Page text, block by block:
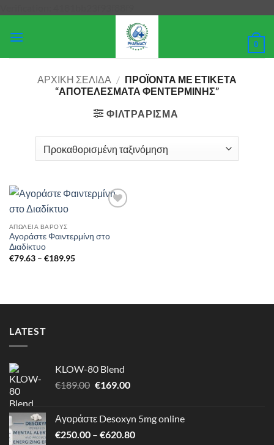
στο
περιεχόμενο
0
ΑΡΧΙΚΉ ΣΕΛΊΔΑ / ΠΡΟΪΌΝΤΑ ΜΕ ΕΤΙΚΈΤΑ
“ΑΠΟΤΕΛΈΣΜΑΤΑ ΦΕΝΤΕΡΜΊΝΗΣ”
ΦΙΛΤΡΆΡΙΣΜΑ
ΑΠΏΛΕΙΑ ΒΆΡΟΥΣ
Αγοράστε Φαιντερμίνη στο
Διαδίκτυο
€79.63 – €189.95Price
LATEST
KLOW-80 Blend
€189.00 Original
€189.00.
€169.00Η
είναι:
€169.00.
Αγοράστε Desoxyn 5mg online
€250.00 – €620.80Price